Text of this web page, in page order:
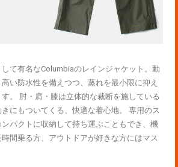
て有名なColumbiaのレインジャケット。動
い防水性を備えつつ、蒸れを最小限に抑え
。 肘・肩・膝は立体的な裁断を施している
にもついてくる、快適な着心地。 専用のス
パクトに収納して持ち運ぶこともでき、機
間乗る方、アウトドアが好きな方にはマス